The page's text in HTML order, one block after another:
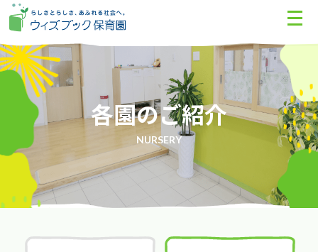
各園のご紹介
NURSERY